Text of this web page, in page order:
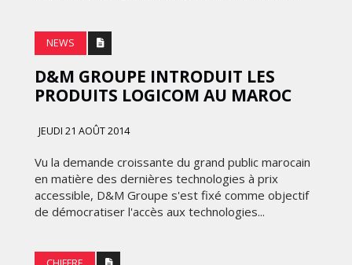
NEWS
D&M GROUPE INTRODUIT LES
PRODUITS LOGICOM AU MAROC
JEUDI 21 AOÛT 2014
Vu la demande croissante du grand public marocain
en matière des dernières technologies à prix
accessible, D&M Groupe s'est fixé comme objectif
de démocratiser l'accès aux technologies...
WEDGEWOOD WEDDINGS MISE
SUR UNE CAMPAGNE
NATIONALE POUR
MARIAGE